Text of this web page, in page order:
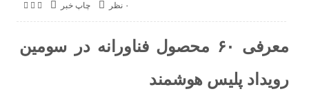
چاپ خبر ۰ نظر
معرفی ۶۰ محصول فناورانه در سومین
رویداد پلیس هوشمند